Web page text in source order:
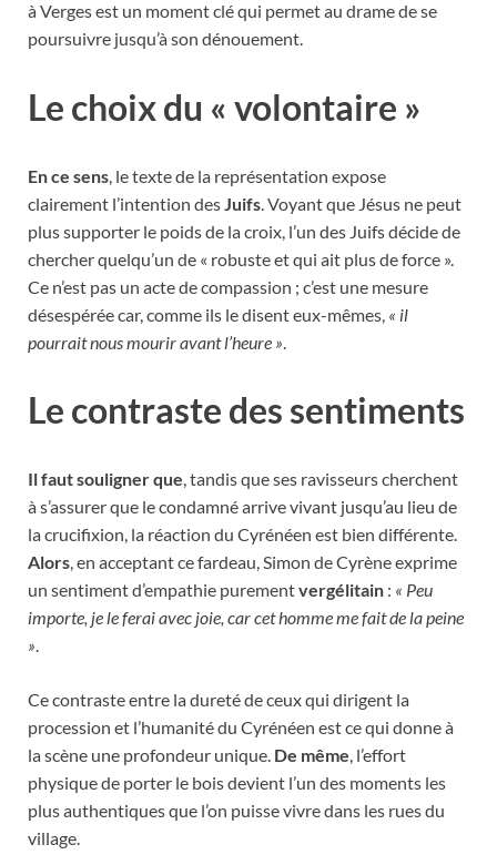
à Verges est un moment clé qui permet au drame de se
poursuivre jusqu’à son dénouement.
Le choix du « volontaire »
En ce sens , le texte de la représentation expose
clairement l’intention des Juifs . Voyant que Jésus ne peut
plus supporter le poids de la croix, l’un des Juifs décide de
chercher quelqu’un de « robuste et qui ait plus de force ».
Ce n’est pas un acte de compassion ; c’est une mesure
désespérée car, comme ils le disent eux-mêmes, « il
pourrait nous mourir avant l’heure »
Le contraste des sentiments
Il faut souligner que, tandis que ses ravisseurs cherchent
à s’assurer que le condamné arrive vivant jusqu’au lieu de
la crucifixion, la réaction du Cyrénéen est bien différente.
Alors, en acceptant ce fardeau, Simon de Cyrène exprime
un sentiment d’empathie purementvergélitain : « Peu
importe, je le ferai avec joie, car cet homme me fait de la peine
».
Ce contraste entre la dureté de ceux qui dirigent la
procession et l’humanité du Cyrénéen est ce qui donne à
la scène une profondeur unique. De même, l’effort
physique de porter le bois devient l’un des moments les
plus authentiques que l’on puisse vivre dans les rues du
village.